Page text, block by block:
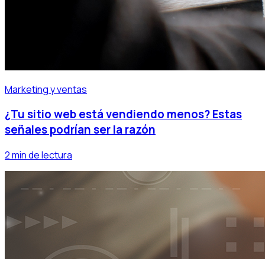
Marketing y ventas
¿Tu sitio web está vendiendo menos? Estas
señales podrían ser la razón
2 min de lectura